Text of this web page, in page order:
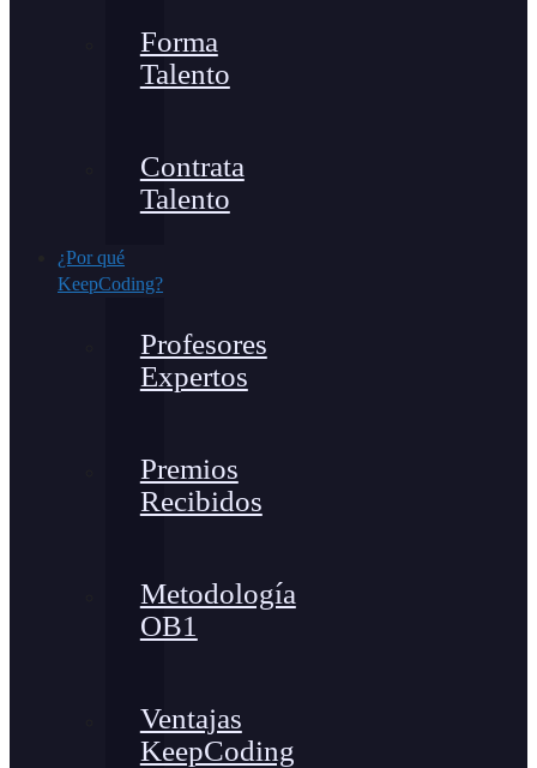
Forma
Talento
Contrata
Talento
¿Por qué
KeepCoding?
Profesores
Expertos
Premios
Recibidos
Metodología
OB1
Ventajas
KeepCoding